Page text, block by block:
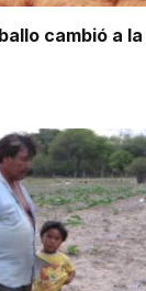
cambió a